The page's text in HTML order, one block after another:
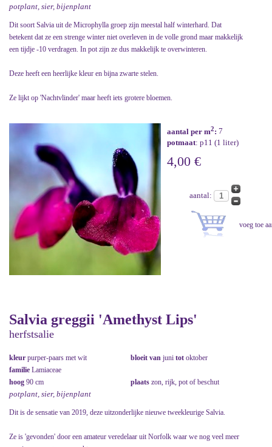
potplant, sier, bijenplant
Dit soort Salvia uit de Microphylla groep zijn meestal half winterhard. Dat
betekent dat ze een strenge winter niet overleven in de volle grond maar makkelijk
een tijdje -10 verdragen. In pot zijn ze dus makkelijk te overwinteren.
Deze heeft een heerlijke kleur en bijna zwarte stelen.
Ze lijkt op 'Nachtvlinder' maar heeft iets grotere bloemen.
aantal per m2: 7
potmaat: p11 (1 liter)
4,00 €
aantal:
Salvia greggii 'Amethyst Lips'
herfstsalie
kleur purper-paars met wit bloeit van juni tot oktober
familie Lamiaceae
hoog 90 cm plaats zon, rijk, pot of beschut
potplant, sier, bijenplant
Dit is de sensatie van 2019, deze uitzonderlijke nieuwe tweekleurige Salvia.
Ze is 'gevonden' door een amateur veredelaar uit Norfolk waar we nog veel meer